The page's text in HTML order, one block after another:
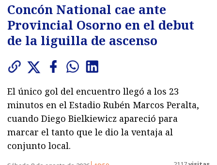
Concón National cae ante
Provincial Osorno en el debut
de la liguilla de ascenso
El único gol del encuentro llegó a los 23
minutos en el Estadio Rubén Marcos Peralta,
cuando Diego Bielkiewicz apareció para
marcar el tanto que le dio la ventaja al
conjunto local.